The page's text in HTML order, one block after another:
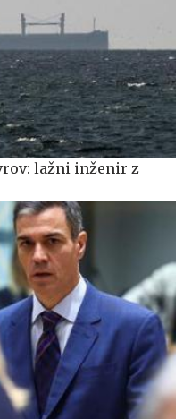
lažni inženir z